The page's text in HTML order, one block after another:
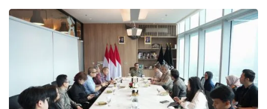
Menteri Ekonomi Kreatif, Teuku Riefky Harsya, memberikan apresiasi
kepada tujuh fotografer profesional serta membuka peluang kolaborasi
untuk menghadirkan ruang-ruang kreatif. (Foto: Biro Komunikasi
Kementerian Ekonomi Kreatif/Badan Ekonomi Kreatif).